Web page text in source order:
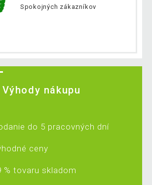
Spokojných zákazníkov
Výhody nákupu
do 5 pracovných dní
ceny
% tovaru skladom